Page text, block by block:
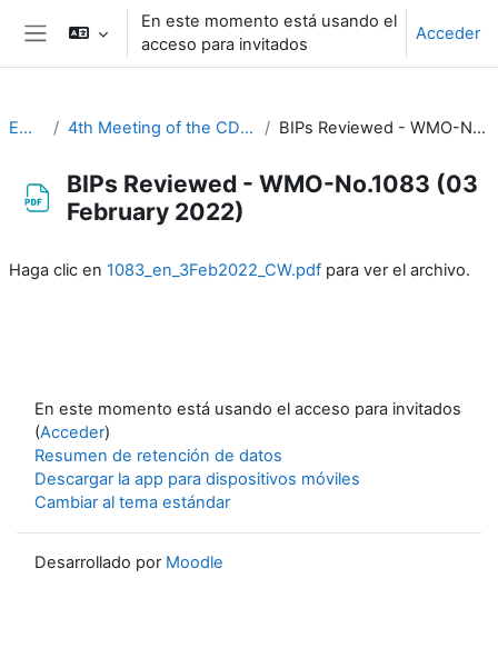
Salta al contenido principal
Panel lateral
En este momento está usando el
acceso para invitados
Acceder
EC-CDP 4th Meeting of the CDP (15-16 February 2022) BIPs Reviewed - WMO-No.1083 (03 February 2022)
BIPs Reviewed - WMO-No.1083 (03
February 2022)
Haga clic en 1083_en_3Feb2022_CW.pdf para ver el archivo.
En este momento está usando el acceso para invitados
(Acceder)
Resumen de retención de datos
Descargar la app para dispositivos móviles
Cambiar al tema estándar
Desarrollado por Moodle